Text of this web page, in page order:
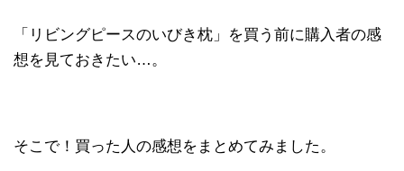
「リビングピースのいびき枕」を買う前に購入者の感
想を見ておきたい…。
そこで！買った人の感想をまとめてみました。